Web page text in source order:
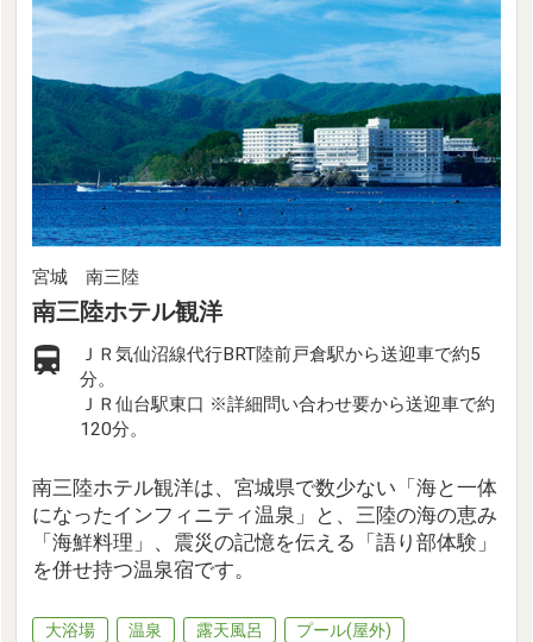
宮城 南三陸
南三陸ホテル観洋
ＪＲ気仙沼線代行BRT陸前戸倉駅から送迎車で約5
分。
ＪＲ仙台駅東口 ※詳細問い合わせ要から送迎車で約
120分。
南三陸ホテル観洋は、宮城県で数少ない「海と一体
になったインフィニティ温泉」と、三陸の海の恵み
「海鮮料理」、震災の記憶を伝える「語り部体験」
を併せ持つ温泉宿です。
大浴場 温泉 露天風呂 プール(屋外)